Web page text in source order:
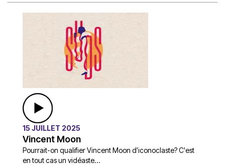
15 JUILLET 2025
Vincent Moon
Pourrait-on qualifier Vincent Moon d'iconoclaste? C'est
en tout cas un vidéaste...